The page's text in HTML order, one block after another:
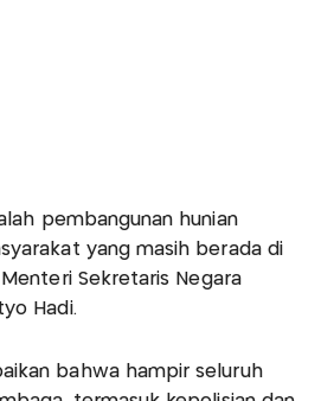
pembangunan hunian
yang masih berada di
Sekretaris Negara
Hadi.
bahwa hampir seluruh